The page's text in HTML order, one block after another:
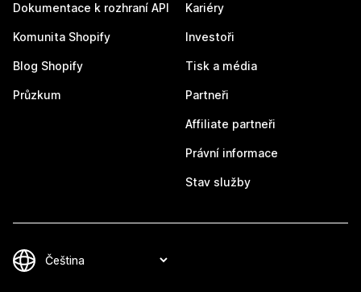
Dokumentace k rozhraní API
Komunita Shopify
Blog Shopify
Průzkum
Kariéry
Investoři
Tisk a média
Partneři
Affiliate partneři
Právní informace
Stav služby